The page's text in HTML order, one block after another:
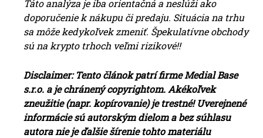
Táto analýza je iba orientačná a neslúži ako
doporučenie k nákupu či predaju. Situácia na trhu
sa môže kedykoľvek zmeniť. Špekulatívne obchody
sú na krypto trhoch veľmi rizikové!!
Disclaimer: Tento článok patrí firme Medial Base
s.r.o. a je chránený copyrightom. Akékoľvek
zneužitie (napr. kopírovanie) je trestné! Uverejnené
informácie sú autorským dielom a bez súhlasu
autora nie je ďalšie šírenie tohto materiálu